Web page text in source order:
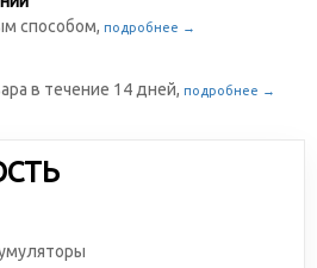
способом, подробнее →
в течение 14 дней, подробнее →